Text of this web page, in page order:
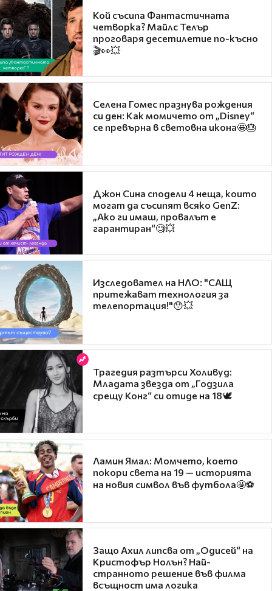
Кой съсипа Фантастичната
четворка? Майлс Телър
проговаря десетилетие по-късно
🎬👀💥
Селена Гомес празнува рождения
си ден: Как момичето от „Disney“
се превърна в световна икона🤩🎂
Джон Сина сподели 4 неща, които
могат да съсипят всяко GenZ:
„Ако ги имаш, провалът е
гарантиран“🧐💥
Изследовател на НЛО: "САЩ
притежават технология за
телепортация!"😯💥
Трагедия разтърси Холивуд:
Младата звезда от „Годзила
срещу Конг“ си отиде на 18🕊️
Ламин Ямал: Момчето, което
покори света на 19 — историята
на новия символ във футбола🤩⚽
Защо Ахил липсва от „Одисей“ на
Кристофър Нолън? Най-
странното решение във филма
всъщност има логика